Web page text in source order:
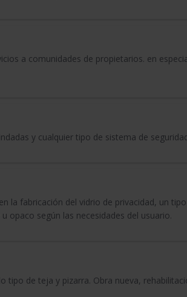
a comunidades de propietarios. en
y cualquier tipo de sistema de
la fabricación del vidrio de privacidad, un
opaco según las necesidades del usuario.
tipo de teja y pizarra. Obra nueva,